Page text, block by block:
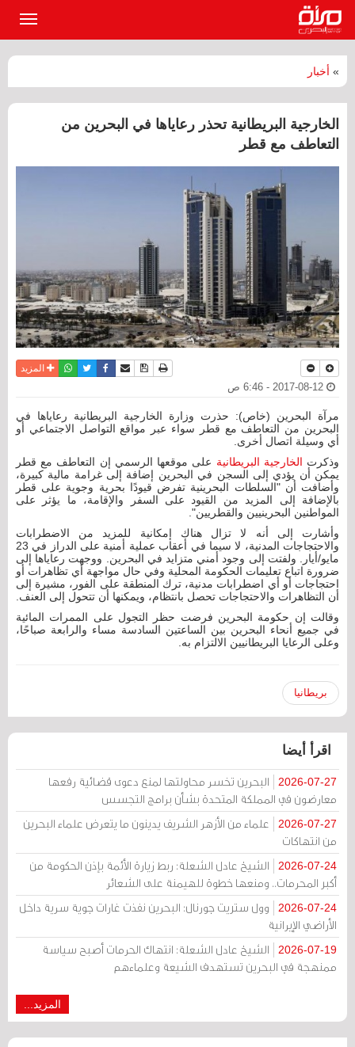
» أخبار
الخارجية البريطانية تحذر رعاياها في البحرين من
التعاطف مع قطر
نسخة للطباعة
حفظ الموضوع
أرسل الى صديق
فيسبوكتويترواتسابالمزيد
مرآة البحرين (خاص): حذرت وزارة الخارجية البريطانية رعاياها في
البحرين من التعاطف مع قطر سواء عبر مواقع التواصل الاجتماعي أو
أي وسيلة اتصال أخرى.
وذكرت الخارجية البريطانية على موقعها الرسمي إن التعاطف مع قطر
يمكن أن يؤدي إلى السجن في البحرين إضافة إلى غرامة مالية كبيرة،
وأضافت أن "السلطات البحرينية تفرض قيودًا بحرية وجوية على قطر
بالإضافة إلى المزيد من القيود على السفر والإقامة، ما يؤثر على
المواطنين البحرينيين والقطريين".
وأشارت إلى أنه لا تزال هناك إمكانية للمزيد من الاضطرابات
والاحتجاجات المدنية، لا سيما في أعقاب عملية أمنية على الدراز في 23
مايو/أيار. ولفتت إلى وجود أمني متزايد في البحرين. ووجهت رعاياها إلى
ضرورة اتباع تعليمات الحكومة المحلية وفي حال مواجهة أي تظاهرات أو
احتجاجات أو أي اضطرابات مدنية، ترك المنطقة على الفور، مشيرة إلى
أن التظاهرات والاحتجاجات تحصل بانتظام، ويمكنها أن تتحول إلى العنف.
وقالت إن حكومة البحرين فرضت حظر التجول على الممرات المائية
في جميع أنحاء البحرين بين الساعتين السادسة مساء والرابعة صباحًا،
وعلى الرعايا البريطانيين الالتزام به.
بريطانيا
اقرأ أيضا
2026-07-27
البحرين تخسر محاولتها لمنع دعوى قضائية رفعها
معارضون في المملكة المتحدة بشأن برامج التجسس
2026-07-27
علماء من الأزهر الشريف يدينون ما يتعرض علماء البحرين
من انتهاكات
2026-07-24
الشيخ عادل الشعلة: ربط زيارة الأئمة بإذن الحكومة من
أكبر المحرمات.. ومنعها خطوة للهيمنة على الشعائر
2026-07-24
وول ستريت جورنال: البحرين نفذت غارات جوية سرية داخل
الأراضي الإيرانية
2026-07-19
الشيخ عادل الشعلة: انتهاك الحرمات أصبح سياسة
ممنهجة في البحرين تستهدف الشيعة وعلماءهم
المزيد...